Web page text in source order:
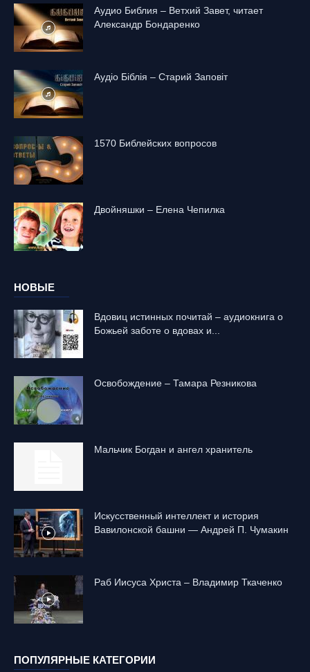
Аудио Библия – Ветхий Завет, читает
Александр Бондаренко
Аудіо Біблія – Старий Заповіт
1570 Библейских вопросов
Двойняшки – Елена Чепилка
НОВЫЕ
Вдовиц истинных почитай – аудиокнига о
Божьей заботе о вдовах и...
Освобождение – Тамара Резникова
Mальчик Богдан и ангел хранитель
Искусственный интеллект и история
Вавилонской башни — Андрей П. Чумакин
Раб Иисуса Христа – Владимир Ткаченко
ПОПУЛЯРНЫЕ КАТЕГОРИИ